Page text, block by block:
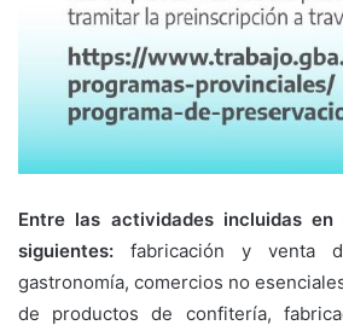
Entre las actividades incluidas
siguientes: fabricación y venta
gastronomía, comercios no
de productos de confitería,